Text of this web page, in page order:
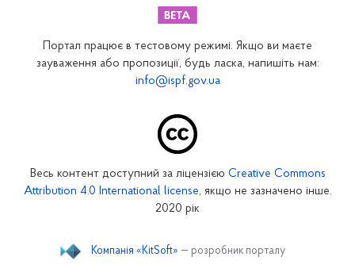
Закарпатське відділення
Запорізьке відділення
Кіровоградське відділення
Миколаївське відділення
Портал працює в тестовому режимі. Якщо ви маєте
зауваження або пропозиції, будь ласка, напишіть нам:
info@ispf.gov.ua
Весь контент доступний за ліцензією Creative Commons
Attribution 4.0 International license, якщо не зазначено інше.
2020 рік
Компанія «KitSoft» — розробник порталу